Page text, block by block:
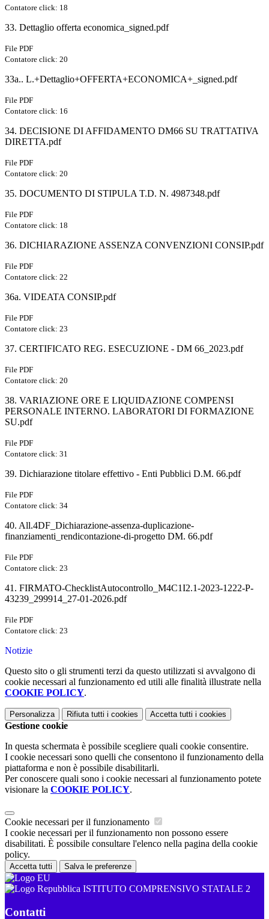
Contatore click: 18
33. Dettaglio offerta economica_signed.pdf
File PDF
Contatore click: 20
33a.. L.+Dettaglio+OFFERTA+ECONOMICA+_signed.pdf
File PDF
Contatore click: 16
34. DECISIONE DI AFFIDAMENTO DM66 SU TRATTATIVA
DIRETTA.pdf
File PDF
Contatore click: 20
35. DOCUMENTO DI STIPULA T.D. N. 4987348.pdf
File PDF
Contatore click: 18
36. DICHIARAZIONE ASSENZA CONVENZIONI CONSIP.pdf
File PDF
Contatore click: 22
36a. VIDEATA CONSIP.pdf
File PDF
Contatore click: 23
37. CERTIFICATO REG. ESECUZIONE - DM 66_2023.pdf
File PDF
Contatore click: 20
38. VARIAZIONE ORE E LIQUIDAZIONE COMPENSI
PERSONALE INTERNO. LABORATORI DI FORMAZIONE
SU.pdf
File PDF
Contatore click: 31
39. Dichiarazione titolare effettivo - Enti Pubblici D.M. 66.pdf
File PDF
Contatore click: 34
40. All.4DF_Dichiarazione-assenza-duplicazione-
finanziamenti_rendicontazione-di-progetto DM. 66.pdf
File PDF
Contatore click: 23
41. FIRMATO-ChecklistAutocontrollo_M4C1I2.1-2023-1222-P-
43239_299914_27-01-2026.pdf
File PDF
Contatore click: 23
Notizie
Questo sito o gli strumenti terzi da questo utilizzati si avvalgono di
cookie necessari al funzionamento ed utili alle finalità illustrate nella
COOKIE POLICY.
Personalizza Rifiuta tutti i cookies Accetta tutti i cookies
Gestione cookie
In questa schermata è possibile scegliere quali cookie consentire.
I cookie necessari sono quelli che consentono il funzionamento della
piattaforma e non è possibile disabilitarli.
Per conoscere quali sono i cookie necessari al funzionamento potete
visionare la COOKIE POLICY.
Cookie necessari per il funzionamento
I cookie necessari per il funzionamento non possono essere
disabilitati. È possibile consultare l'elenco nella pagina della cookie
policy.
Accetta tutti Salva le preferenze
ISTITUTO COMPRENSIVO STATALE 2
Contatti